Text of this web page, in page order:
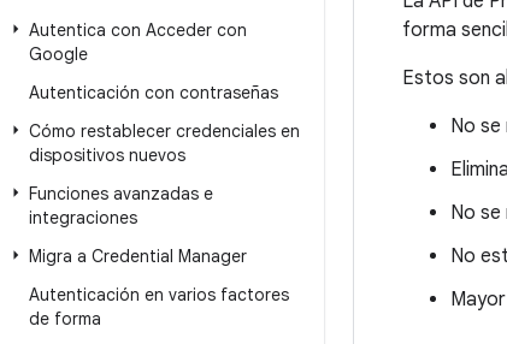
Autentica con Acceder con
Google
Autenticación con contraseñas
Cómo restablecer credenciales en
dispositivos nuevos
Funciones avanzadas e
integraciones
Migra a Credential Manager
Autenticación en varios factores
de forma
forma
Estos son
No se
No se
No